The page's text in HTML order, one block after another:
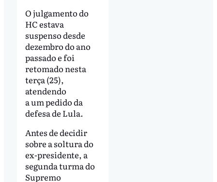
O julgamento do
HC estava
suspenso desde
dezembro do ano
passado e foi
retomado nesta
terça (25),
atendendo
a um pedido da
defesa de Lula.
Antes de decidir
sobre a soltura do
ex-presidente, a
segunda turma do
Supremo